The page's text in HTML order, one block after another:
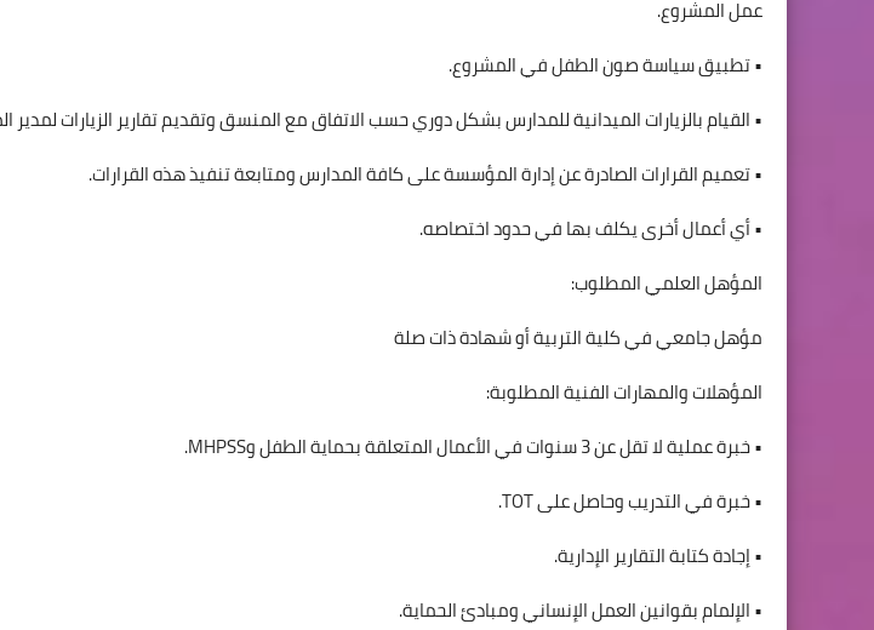
عمل المشروع.
• تطبيق سياسة صون الطفل في المشروع.
• القيام بالزيارات الميدانية للمدارس بشكل دوري حسب الاتفاق مع المنسق وتقديم تقارير الزيارات لمدير
• تعميم القرارات الصادرة عن إدارة المؤسسة على كافة المدارس ومتابعة تنفيذ هذه القرارات.
• أي أعمال أخرى يكلف بها في حدود اختصاصه.
المؤهل العلمي المطلوب:
مؤهل جامعي في كلية التربية أو شهادة ذات صلة
المؤهلات والمهارات الفنية المطلوبة:
• خبرة عملية لا تقل عن 3 سنوات في الأعمال المتعلقة بحماية الطفل وMHPSS.
• خبرة في التدريب وحاصل على TOT.
• إجادة كتابة التقارير الإدارية.
• الإلمام بقوانين العمل الإنساني ومبادئ الحماية.